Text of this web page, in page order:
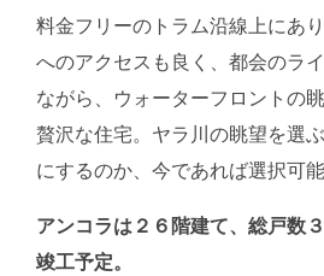
料金フリーのトラム沿線上にあ
へのアクセスも良く、都会のラ
ながら、ウォーターフロントの
贅沢な住宅。ヤラ川の眺望を選
にするのか、今であれば選択可能
アンコラは２６階建て、総戸数
竣工予定。